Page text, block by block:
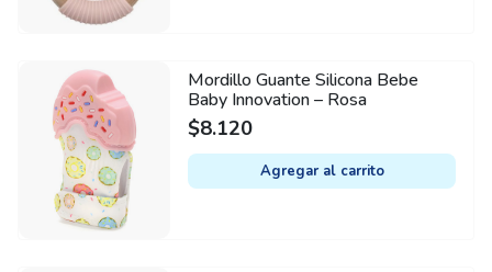
Mordillo Guante Silicona Bebe
Baby Innovation – Rosa
$8.120
Agregar al carrito